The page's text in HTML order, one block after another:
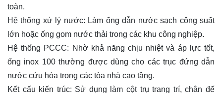
toàn.
Hệ thống xử lý nước: Làm ống dẫn nước sạch công suất
lớn hoặc ống gom nước thải trong các khu công nghiệp.
Hệ thống PCCC: Nhờ khả năng chịu nhiệt và áp lực tốt,
ống inox 100 thường được dùng cho các trục đứng dẫn
nước cứu hỏa trong các tòa nhà cao tầng.
Kết cấu kiến trúc: Sử dụng làm cột trụ trang trí, chân đế